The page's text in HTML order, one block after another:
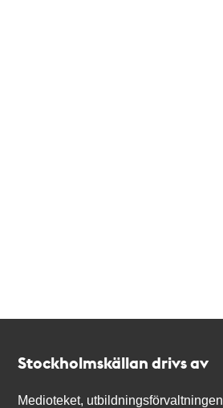
Stockholmskällan drivs av
Medioteket, utbildningsförvaltningen